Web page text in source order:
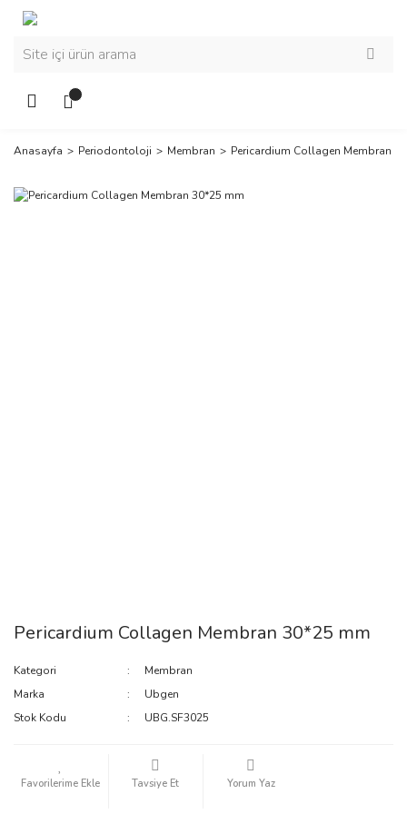
Anasayfa Periodontoloji Membran Pericardium Collagen Membran
Pericardium Collagen Membran 30*25 mm
Kategori
Membran
Marka
Ubgen
Stok Kodu
UBG.SF3025
Tavsiye Et Yorum Yaz